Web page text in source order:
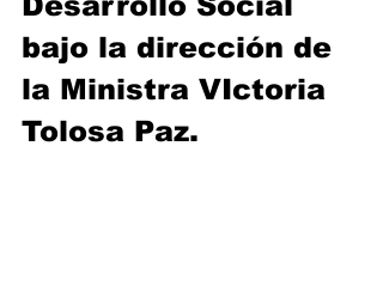
bajo la dirección de
la Ministra VIctoria
Tolosa Paz.